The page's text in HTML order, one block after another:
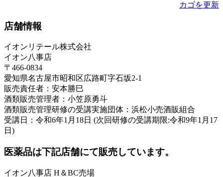
カゴを更新
店舗情報
イオンリテール株式会社
イオン八事店
〒466-0834
愛知県名古屋市昭和区広路町字石坂2-1
販売責任者：安本勝巳
酒類販売管理者：小笠原勇斗
酒類販売管理研修の受講実施団体：浜松小売酒販組合
受講日：令和6年1月18日 (次回研修の受講期限:令和9年1月17
日)
医薬品は下記店舗にて販売しています。
イオン八事店 H＆BC売場